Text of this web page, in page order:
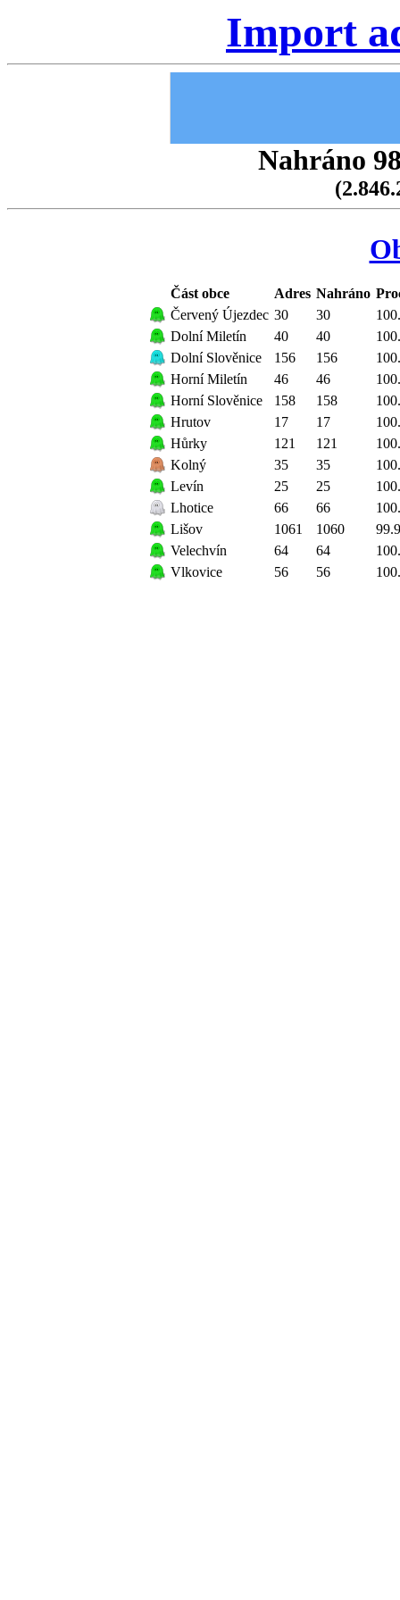
Import
Nahráno
Část obce Adres Nahráno
Červený Újezdec 30 30
Dolní Miletín
40 40
Dolní Slověnice
156 156
Horní Miletín
46 46
Horní Slověnice
158 158
Hrutov
17 17
Hůrky
121 121
Kolný
35 35
Levín
25 25
Lhotice
66 66
Lišov
1061 1060
Velechvín
64 64
Vlkovice
56 56